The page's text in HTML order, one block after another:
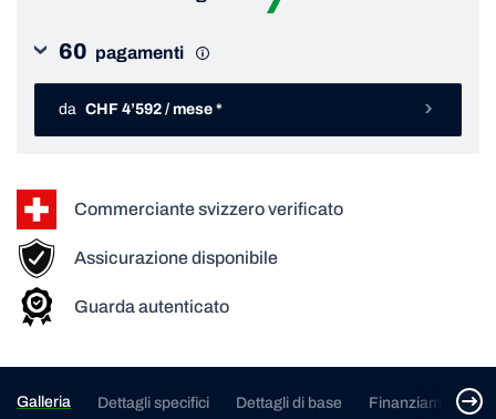
60 pagamenti
da CHF 4’592 / mese *
Commerciante svizzero verificato
Assicurazione disponibile
Guarda autenticato
Galleria Dettagli specifici Dettagli di base Finanziamento